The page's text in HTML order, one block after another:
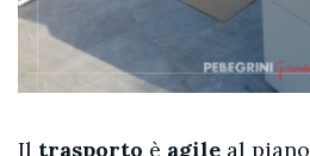
Il trasporto è agile al